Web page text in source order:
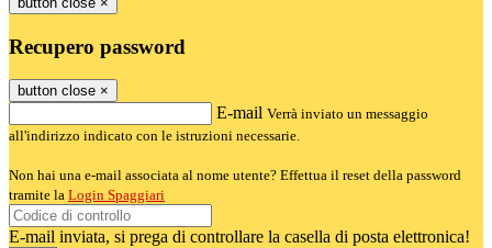
Recupero password
button close ×
E-mail Verrà inviato un messaggio
all'indirizzo indicato con le istruzioni necessarie.
Non hai una e-mail associata al nome utente? Effettua il reset della password
tramite la Login Spaggiari
E-mail inviata, si prega di controllare la casella di posta elettronica!